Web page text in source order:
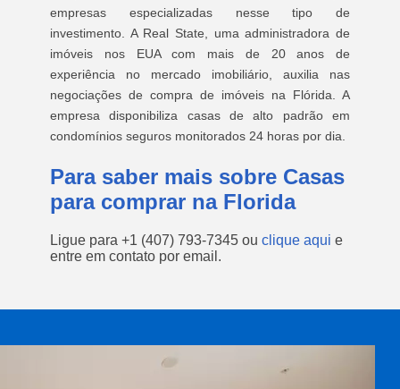
empresas especializadas nesse tipo de
investimento. A Real State, uma administradora de
imóveis nos EUA com mais de 20 anos de
experiência no mercado imobiliário, auxilia nas
negociações de compra de imóveis na Flórida. A
empresa disponibiliza casas de alto padrão em
condomínios seguros monitorados 24 horas por dia.
Para saber mais sobre Casas
para comprar na Florida
Ligue para +1 (407) 793-7345 ou clique aqui e
entre em contato por email.